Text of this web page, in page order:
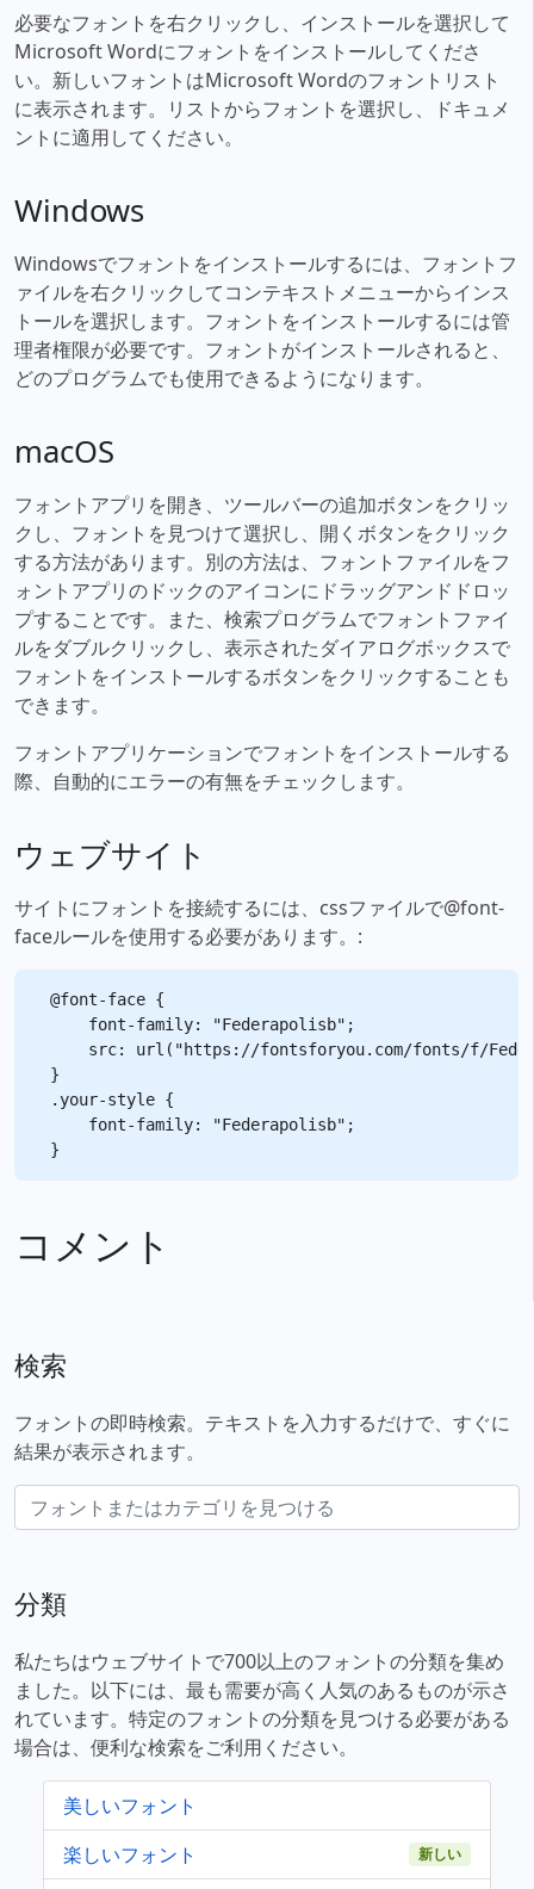
必要なフォントを右クリックし、インストールを選択して
Microsoft Wordにフォントをインストールしてくださ
い。新しいフォントはMicrosoft Wordのフォントリスト
に表示されます。リストからフォントを選択し、ドキュメ
ントに適用してください。
Windows
Windowsでフォントをインストールするには、フォントフ
ァイルを右クリックしてコンテキストメニューからインス
トールを選択します。フォントをインストールするには管
理者権限が必要です。フォントがインストールされると、
どのプログラムでも使用できるようになります。
macOS
フォントアプリを開き、ツールバーの追加ボタンをクリッ
クし、フォントを見つけて選択し、開くボタンをクリック
する方法があります。別の方法は、フォントファイルをフ
ォントアプリのドックのアイコンにドラッグアンドドロッ
プすることです。また、検索プログラムでフォントファイ
ルをダブルクリックし、表示されたダイアログボックスで
フォントをインストールするボタンをクリックすることも
できます。
フォントアプリケーションでフォントをインストールする
際、自動的にエラーの有無をチェックします。
ウェブサイト
サイトにフォントを接続するには、cssファイルで@font-
faceルールを使用する必要があります。:
@font-face {
    font-family: "Federapolisb";
src: url("https://fontsforyou.com/fonts/f/
}
.your-style {
    font-family: "Federapolisb";
コメント
検索
フォントの即時検索。テキストを入力するだけで、すぐに
結果が表示されます。
分類
私たちはウェブサイトで700以上のフォントの分類を集め
ました。以下には、最も需要が高く人気のあるものが示さ
れています。特定のフォントの分類を見つける必要がある
場合は、便利な検索をご利用ください。
美しいフォント
楽しいフォント
新しい